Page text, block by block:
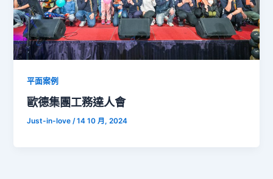
平面案例
歐德集團工務達人會
Just-in-love /14 10 月, 2024